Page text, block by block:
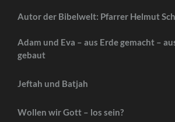
Autor der Bibelwelt: Pfarrer Helmut
Adam und Eva – aus Erde gemacht –
gebaut
Jeftah und Batjah
Wollen wir Gott – los sein?